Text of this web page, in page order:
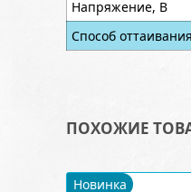
Напряжение, В
Способ
ПОХОЖИЕ
Новинка